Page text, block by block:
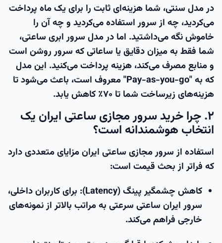
در مدل سنتی، شما هزینه‌ای ثابت را برای یک ماه پرداخت
می‌کردید، چه از سرور استفاده می‌کردید و چه آن را
خاموش نگه می‌داشتید. اما در مدل سرور ابری ساعتی،
شما فقط به میزان دقایق یا ساعاتی که سرور روشن است
و منابع مصرف می‌کند، هزینه پرداخت می‌کنید. این مدل
که به "Pay-as-you-go" معروف است، باعث می‌شود تا
هزینه‌های زیرساخت شما تا ۷۰٪ کاهش یابد.
۲. چرا خرید سرور مجازی ساعتی ایران یک
انتخاب هوشمندانه است؟
استفاده ازسرور مجازی ساعتی ایرانمزایای متعددی دارد
که فراتر از بحث قیمت است:
کاهش چشمگیر پینگ (Latency):
برای کاربران داخلی،
سرور ایران ساعتی سرعتی به مراتب بالاتر از نمونه‌های
خارجی فراهم می‌کند.